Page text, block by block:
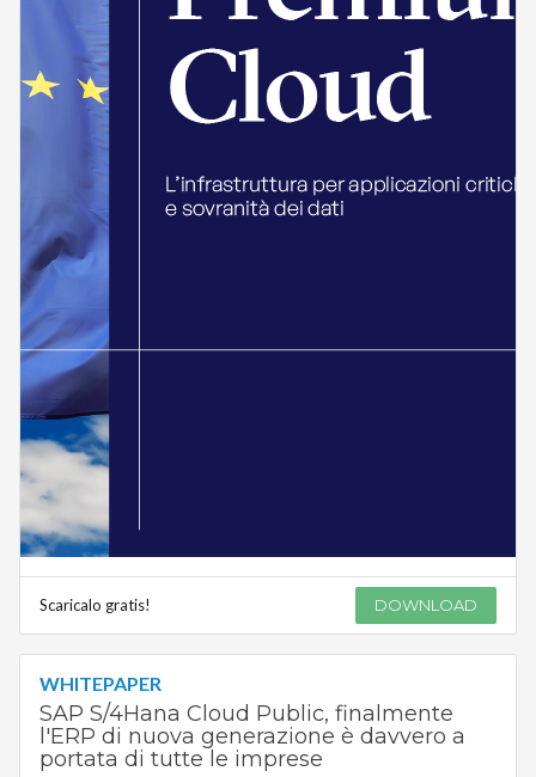
Scaricalo gratis! DOWNLOAD
WHITEPAPER
SAP S/4Hana Cloud Public, finalmente
l'ERP di nuova generazione è davvero a
portata di tutte le imprese